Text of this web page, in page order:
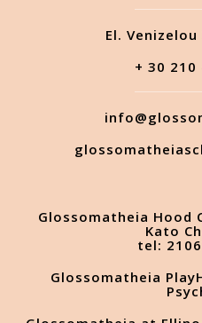
El.
+ 30 210
Glossomatheia Hood
Kato
tel:
Glossomatheia